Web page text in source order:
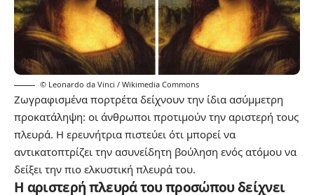
© Leonardo da Vinci / Wikimedia Commons
Ζωγραφισμένα πορτρέτα δείχνουν την ίδια ασύμμετρη
προκατάληψη: οι άνθρωποι προτιμούν την αριστερή τους
πλευρά. Η ερευνήτρια πιστεύει ότι μπορεί να
αντικατοπτρίζει την ασυνείδητη βούληση ενός ατόμου να
δείξει την πιο ελκυστική πλευρά του.
Η αριστερή πλευρά του προσώπου δείχνει